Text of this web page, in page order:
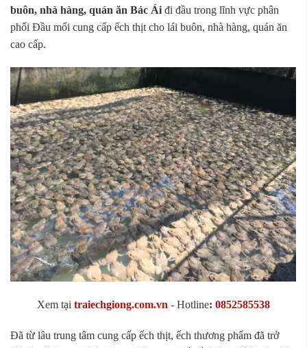
buôn, nhà hàng, quán ăn Bác Ái đi đầu trong lĩnh vực phân
phối Đầu mối cung cấp ếch thịt cho lái buôn, nhà hàng, quán ăn
cao cấp.
Xem tại traiechgiong.com.vn - Hotline: 0852585538
Đã từ lâu trung tâm cung cấp ếch thịt, ếch thương phẩm đã trở